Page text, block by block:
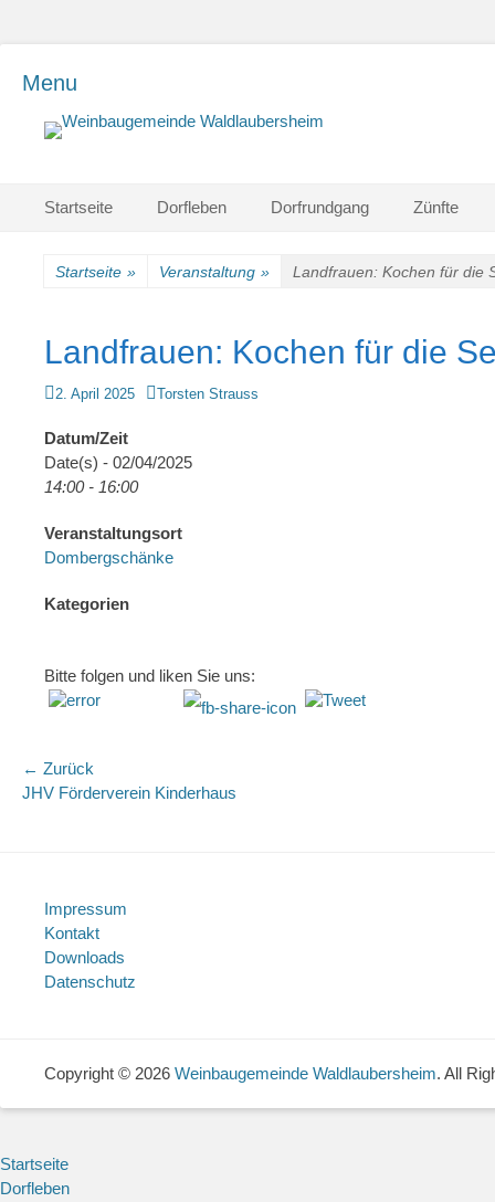
Menu
Weinbaugemeinde
Waldlaubersheim
Einfach schön leben
Primärmenu
zum
Startseite Dorfleben Dorfrundgang Zünfte
Startseite » Veranstaltung » Landfrauen: Kochen für die
Landfrauen: Kochen für die
Veröffentlicht
2. April 2025 Autor
Torsten Strauss
Datum/Zeit
Date(s) - 02/04/2025
14:00 - 16:00
Veranstaltungsort
Dombergschänke
Kategorien
Bitte folgen und liken Sie uns:
Beitragsnavigation
← Zurück
Vorhergehender
JHV Förderverein Kinderhaus
Impressum
Kontakt
Downloads
Datenschutz
Copyright © 2026 Weinbaugemeinde Waldlaubersheim. All
Startseite
Dorfleben